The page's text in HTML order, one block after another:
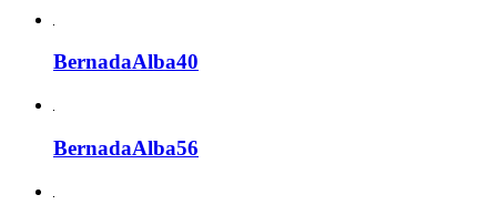
BernadaAlba40
BernadaAlba56